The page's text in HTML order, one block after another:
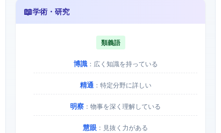
📖学術・研究
類義語
博識：広く知識を持っている
精通：特定分野に詳しい
明察 ：物事を深く理解している
慧眼 ：見抜く力がある